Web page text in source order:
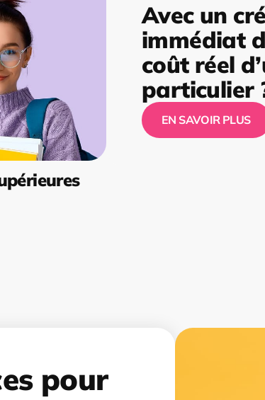
Avec un
immédiat
coût réel
particulier
EN SAVOIR PLUS
pour